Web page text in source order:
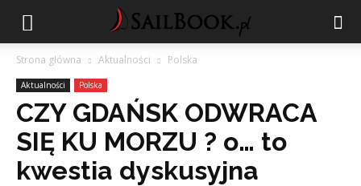
Strona główna Aktualności Polska
Aktualności Polska
CZY GDAŃSK ODWRACA
SIĘ KU MORZU ? o… to
kwestia dyskusyjna